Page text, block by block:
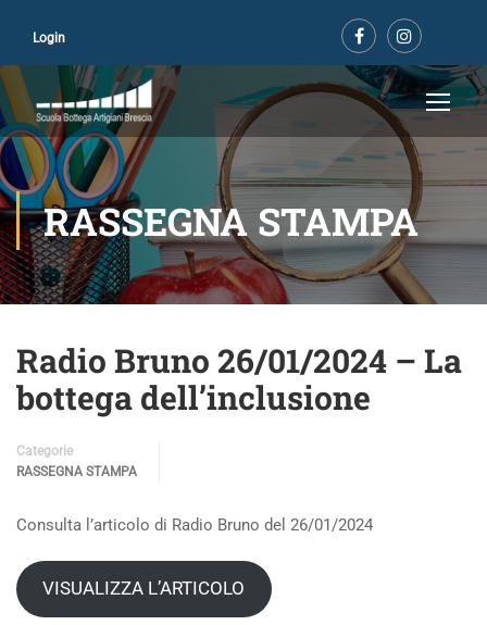
Login
RASSEGNA STAMPA
Radio Bruno 26/01/2024 – La
bottega dell’inclusione
Categorie
RASSEGNA STAMPA
Consulta l’articolo di Radio Bruno del 26/01/2024
VISUALIZZA L’ARTICOLO